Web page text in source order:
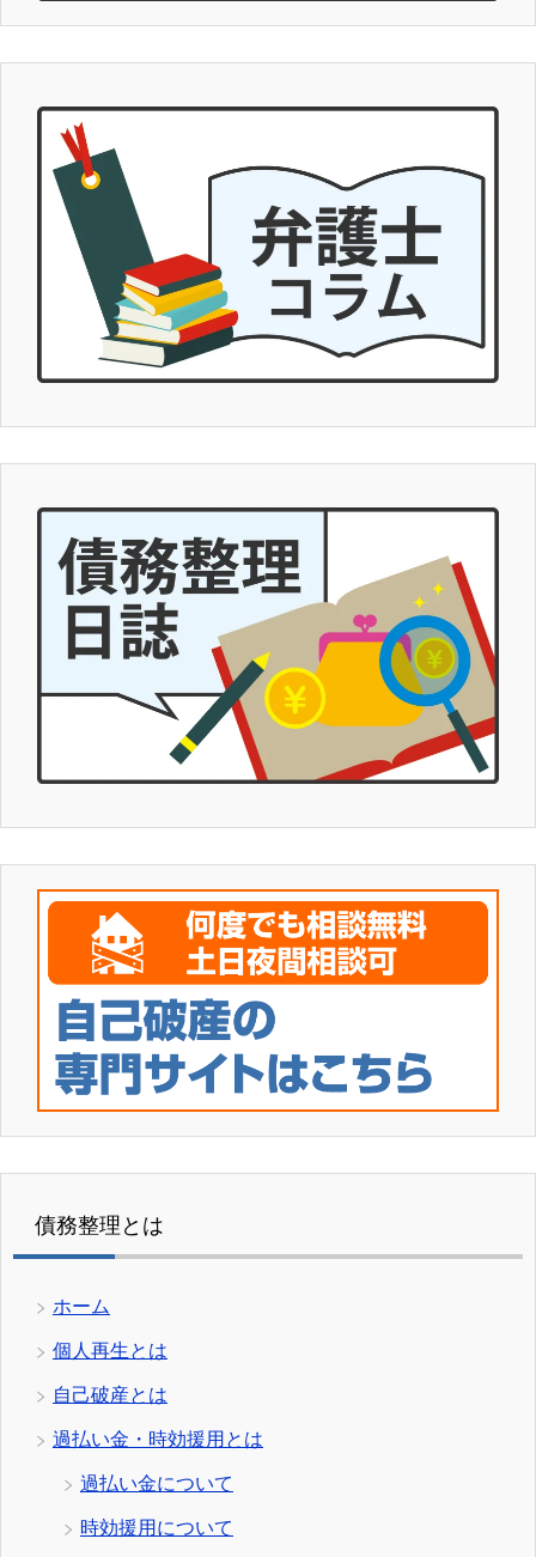
債務整理とは
ホーム
個人再生とは
自己破産とは
過払い金・時効援用とは
過払い金について
時効援用について